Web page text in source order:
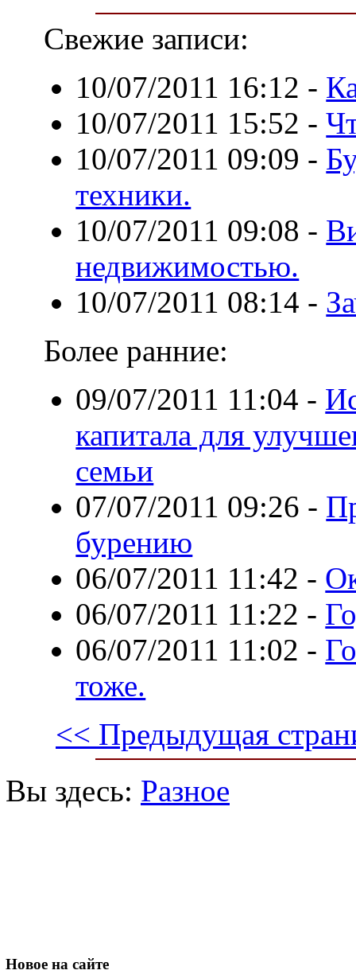
Свежие записи:
10/07/2011 16:12 -
10/07/2011 15:52 -
10/07/2011 09:09 -
техники.
10/07/2011 09:08 -
недвижимостью.
10/07/2011 08:14 -
Более ранние:
09/07/2011 11:04 -
капитала для
семьи
07/07/2011 09:26 -
бурению
06/07/2011 11:42 -
06/07/2011 11:22 -
06/07/2011 11:02 -
тоже.
<< Предыдущая
Вы здесь: Разное
Новое на сайте